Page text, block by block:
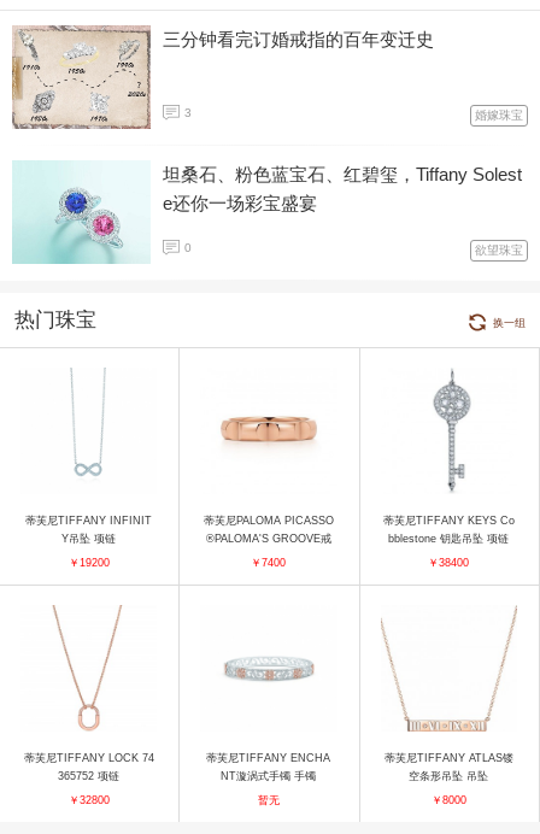
三分钟看完订婚戒指的百年变迁史
3 婚嫁珠宝
坦桑石、粉色蓝宝石、红碧玺，Tiffany Solest
e还你一场彩宝盛宴
0 欲望珠宝
热门珠宝 换一组
蒂芙尼TIFFANY INFINIT
Y吊坠 项链
￥19200
蒂芙尼PALOMA PICASSO
®PALOMA'S GROOVE戒
指 戒指
￥7400
蒂芙尼TIFFANY KEYS Co
bblestone 钥匙吊坠 项链
￥38400
蒂芙尼TIFFANY LOCK 74
365752 项链
￥32800
蒂芙尼TIFFANY ENCHA
NT漩涡式手镯 手镯
暂无
蒂芙尼TIFFANY ATLAS镂
空条形吊坠 吊坠
￥8000